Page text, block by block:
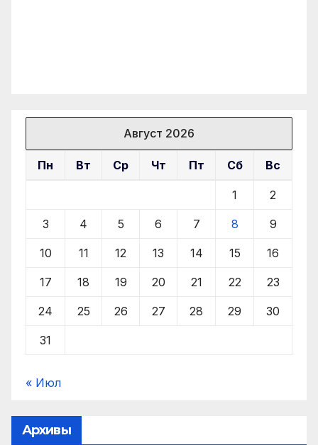
Август 2026
Пн Вт Ср Чт Пт Сб Вс
1 2
3 4 5 6 7 8 9
10 11 12 13 14 15 16
17 18 19 20 21 22 23
24 25 26 27 28 29 30
31
« Июл
Архивы